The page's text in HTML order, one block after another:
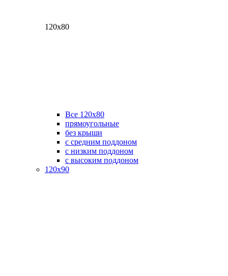
120х80
Все 120х80
прямоугольные
без крыши
с средним поддоном
с низким поддоном
с высоким поддоном
120х90